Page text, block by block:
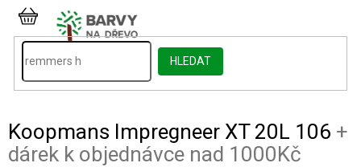
Přejít
obsah
HLEDAT
NÁKUPNÍ
KOŠÍK
Koopmans Impregneer XT 20L 106 +
dárek k objednávce nad 1000Kč